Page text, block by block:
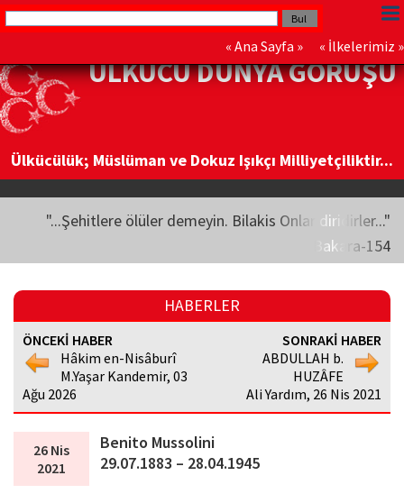
« Ana Sayfa » « İlkelerimiz »
ÜLKÜCÜ DÜNYA GÖRÜŞÜ
Ülkücülük; Müslüman ve Dokuz Işıkçı Milliyetçiliktir...
"...Şehitlere ölüler demeyin. Bilakis Onlar diridirler..."
Bakara-154
HABERLER
ÖNCEKİ HABER
Hâkim en-Nisâburî
M.Yaşar Kandemir, 03
Ağu 2026
SONRAKİ HABER
ABDULLAH b.
HUZÂFE
Ali Yardım, 26 Nis 2021
26 Nis
2021
Benito Mussolini
29.07.1883 – 28.04.1945